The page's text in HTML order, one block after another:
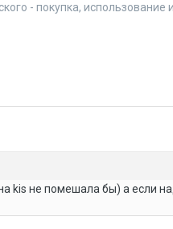
- покупка,
kis не помешала бы) а если